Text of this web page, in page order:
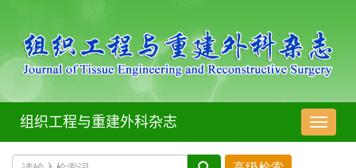
导
航
组织工程与重建外科杂志